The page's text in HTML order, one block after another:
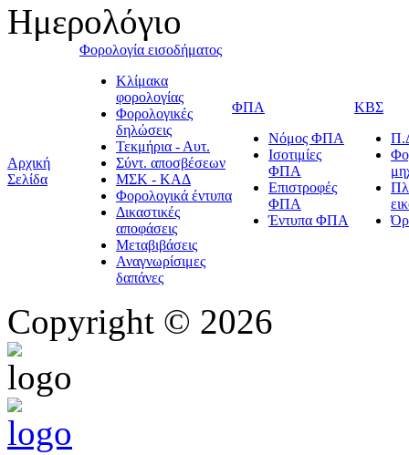
Ημερολόγιο
Αρχική
Σελίδα
Φορολογία εισοδήματος
Κλίμακα
φορολογίας
Φορολογικές
δηλώσεις
Τεκμήρια - Αυτ.
Σύντ. αποσβέσεων
ΜΣΚ - ΚΑΔ
Φορολογικά έντυπα
Δικαστικές
αποφάσεις
Μεταβιβάσεις
Αναγνωρίσιμες
δαπάνες
ΦΠΑ
Νόμος ΦΠΑ
Ισοτιμίες
ΦΠΑ
Επιστροφές
ΦΠΑ
Έντυπα ΦΠΑ
ΚΒΣ
Copyright © 2026